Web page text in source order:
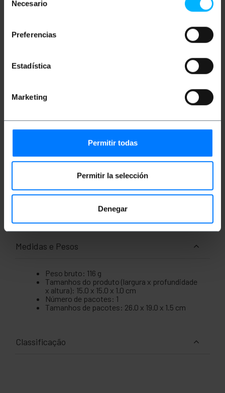
Necesario
Preferencias
Estadística
Marketing
Permitir todas
Permitir la selección
Denegar
Conector HDMI-A (padrão) de alta velocidade
instalar. Este tipo de adaptador não requer
Ele suporta sinais de vídeo de alta definição, o
que proporciona ótima qualidade.
Largura de banda máxima de 6,5 Gb/s.
conectores banhados a ouro que
proporcionam maior segurança, resistência e
Este tipo de cabo não suporta sinal analógico.
Cabo adaptador de alta qualidade ideal para
compartilhar sinais de vídeo e áudio entre
vários dispositivos como computadores,
projetores e muitos mais.
Medidas e Pesos
Peso bruto: 116 g
Tamanhos do produto (largura x profundidade
x altura): 15.0 x 15.0 x 1.0 cm
Número de pacotes: 1
Tamanhos de pacotes: 26.0 x 19.0 x 1.5 cm
Classificação